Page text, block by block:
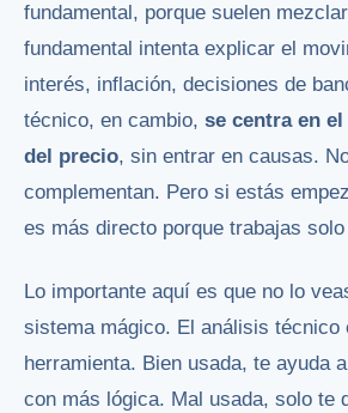
fundamental, porque suelen
fundamental intenta explicar el
interés, inflación, decisiones de
técnico, en cambio, se centra en
del precio, sin entrar en causas.
complementan. Pero si estás
es más directo porque trabajas
Lo importante aquí es que no lo
sistema mágico. El análisis técnico
herramienta. Bien usada, te ayuda
con más lógica. Mal usada, solo te